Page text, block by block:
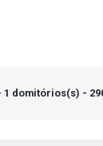
domitórios(s) -